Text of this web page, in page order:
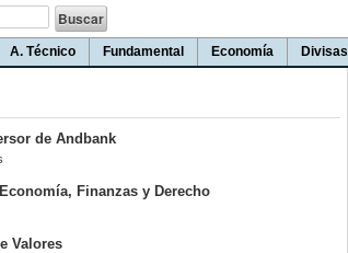
A. Técnico Fundamental Economía Divisas
de Andbank
Finanzas y Derecho
Valores